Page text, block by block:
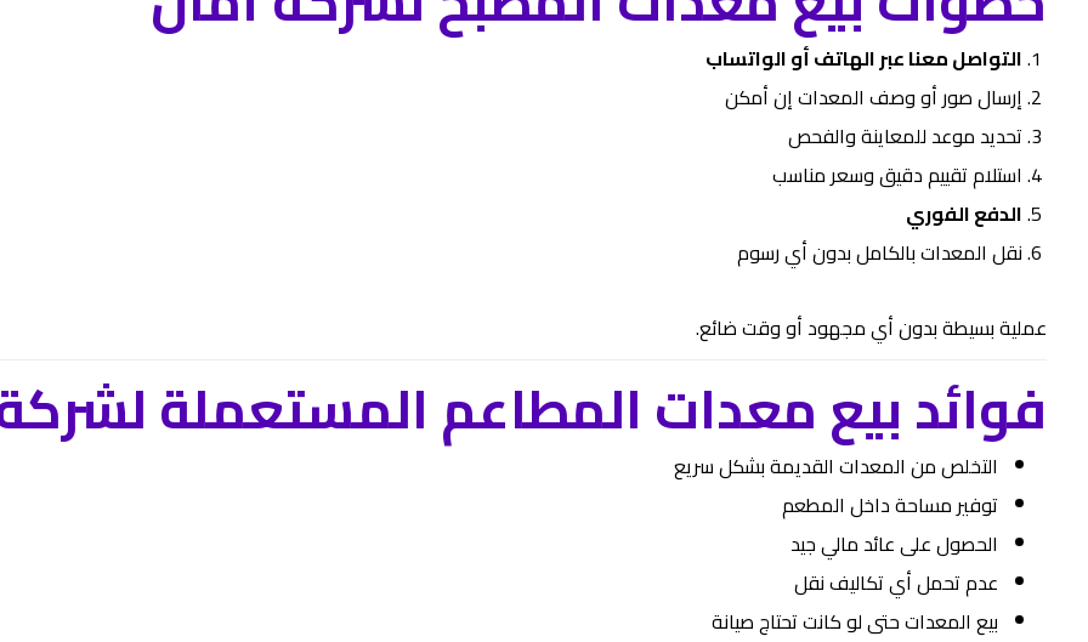
التواصل معنا عبر الهاتف أو الواتساب
إرسال صور أو وصف المعدات إن أمكن
تحديد موعد للمعاينة والفحص
استلام تقييم دقيق وسعر مناسب
الدفع الفوري
نقل المعدات بالكامل بدون أي رسوم
عملية بسيطة بدون أي مجهود أو وقت ضائع.
فوائد بيع معدات المطاعم المستعملة
التخلص من المعدات القديمة بشكل سريع
توفير مساحة داخل المطعم
الحصول على عائد مالي جيد
عدم تحمل أي تكاليف نقل
بيع المعدات حتى لو كانت تحتاج صيانة